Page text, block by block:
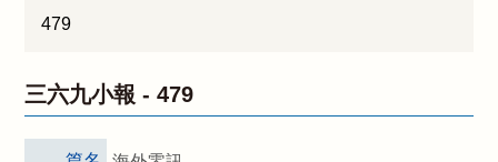
479
三六九小報 -479